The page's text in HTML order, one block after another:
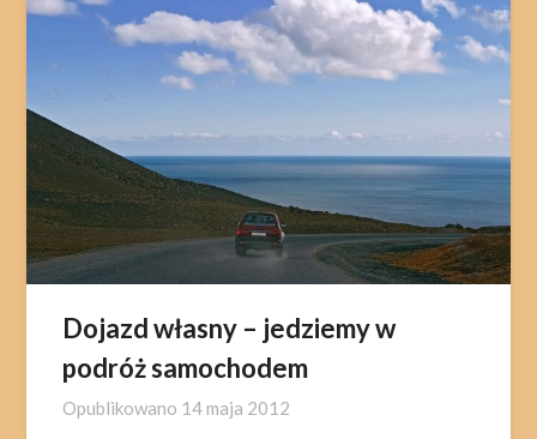
Dojazd własny – jedziemy w
podróż samochodem
Opublikowano 14 maja 2012